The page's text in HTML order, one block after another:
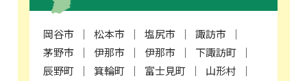
岡谷市 松本市 塩尻市
諏訪市
茅野市
伊那市 伊那市
下諏訪町
辰野町
箕輪町 富士見町
山形村